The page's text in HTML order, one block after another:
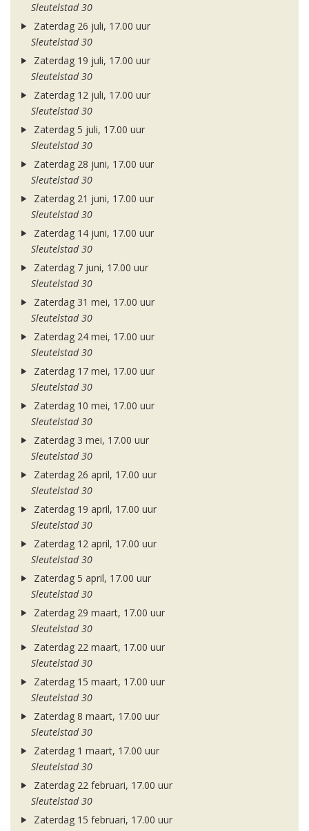
Sleutelstad 30
Zaterdag 26 juli, 17.00 uur
Sleutelstad 30
Zaterdag 19 juli, 17.00 uur
Sleutelstad 30
Zaterdag 12 juli, 17.00 uur
Sleutelstad 30
Zaterdag 5 juli, 17.00 uur
Sleutelstad 30
Zaterdag 28 juni, 17.00 uur
Sleutelstad 30
Zaterdag 21 juni, 17.00 uur
Sleutelstad 30
Zaterdag 14 juni, 17.00 uur
Sleutelstad 30
Zaterdag 7 juni, 17.00 uur
Sleutelstad 30
Zaterdag 31 mei, 17.00 uur
Sleutelstad 30
Zaterdag 24 mei, 17.00 uur
Sleutelstad 30
Zaterdag 17 mei, 17.00 uur
Sleutelstad 30
Zaterdag 10 mei, 17.00 uur
Sleutelstad 30
Zaterdag 3 mei, 17.00 uur
Sleutelstad 30
Zaterdag 26 april, 17.00 uur
Sleutelstad 30
Zaterdag 19 april, 17.00 uur
Sleutelstad 30
Zaterdag 12 april, 17.00 uur
Sleutelstad 30
Zaterdag 5 april, 17.00 uur
Sleutelstad 30
Zaterdag 29 maart, 17.00 uur
Sleutelstad 30
Zaterdag 22 maart, 17.00 uur
Sleutelstad 30
Zaterdag 15 maart, 17.00 uur
Sleutelstad 30
Zaterdag 8 maart, 17.00 uur
Sleutelstad 30
Zaterdag 1 maart, 17.00 uur
Sleutelstad 30
Zaterdag 22 februari, 17.00 uur
Sleutelstad 30
Zaterdag 15 februari, 17.00 uur